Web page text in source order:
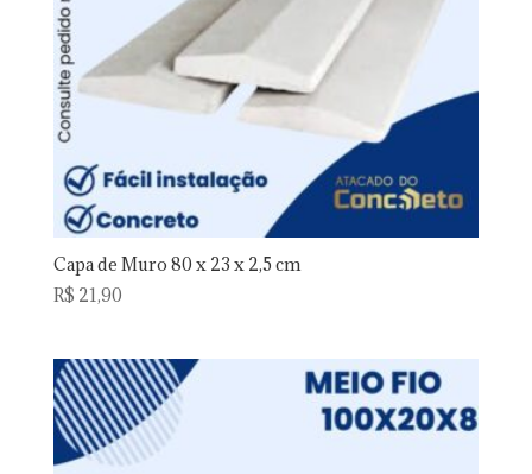
Capa de Muro 80 x 23 x 2,5 cm
R$ 21,90